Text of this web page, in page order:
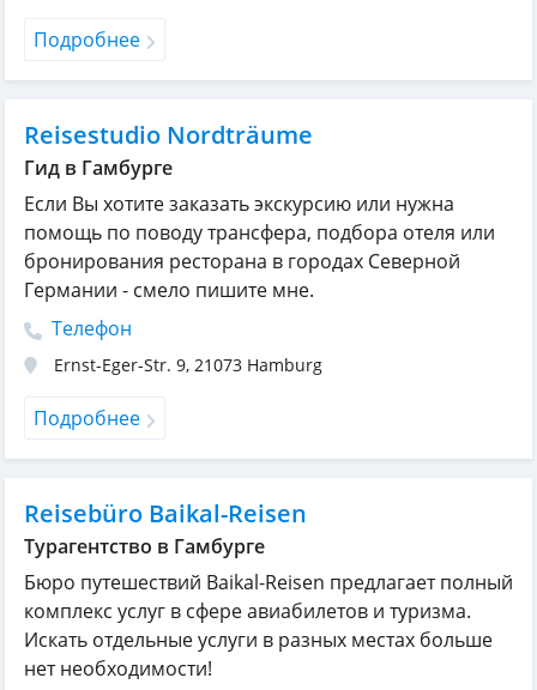
Подробнее
Reisestudio Nordträume
Гид в Гамбурге
Если Вы хотите заказать экскурсию или нужна
помощь по поводу трансфера, подбора отеля или
бронирования ресторана в городах Северной
Германии - смело пишите мне.
Телефон
Ernst-Eger-Str. 9, 21073 Hamburg
Подробнее
Reisebüro Baikal-Reisen
Турагентство в Гамбурге
Бюро путешествий Baikal-Reisen предлагает полный
комплекс услуг в сфере авиабилетов и туризма.
Искать отдельные услуги в разных местах больше
нет необходимости!